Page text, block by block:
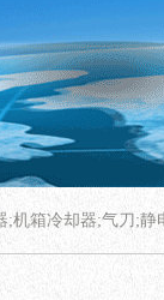
;机箱冷却器;气刀;静